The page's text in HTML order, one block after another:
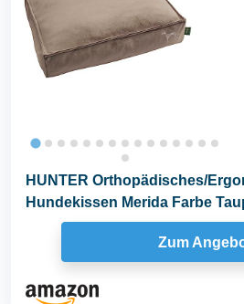
HUNTER Orthopädisches/
Hundekissen Merida Farbe
Zum